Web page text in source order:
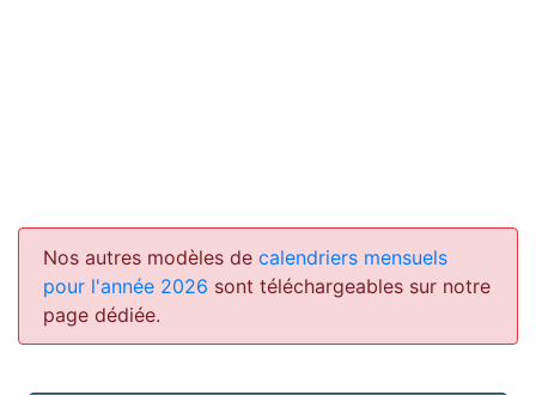
Nos autres modèles de calendriers mensuels
pour l'année 2026 sont téléchargeables sur notre
page dédiée.